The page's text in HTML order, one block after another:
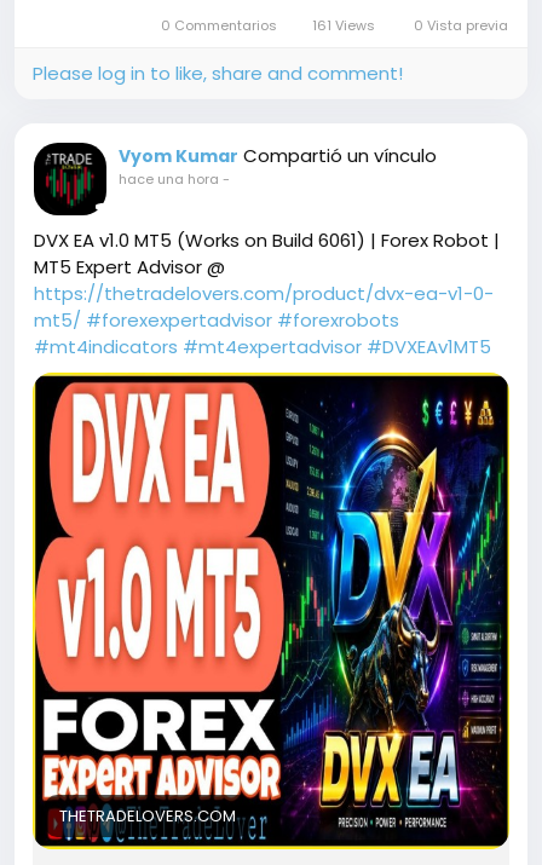
seasoned professionals.
0 Commentarios 161 Views 0 Vista previa
Please log in to like, share and comment!
Vyom Kumar Compartió un vínculo
hace una hora -
DVX EA v1.0 MT5 (Works on Build 6061) | Forex Robot |
MT5 Expert Advisor @
https://thetradelovers.com/product/dvx-ea-v1-0-
mt5/ #forexexpertadvisor #forexrobots
#mt4indicators #mt4expertadvisor #DVXEAv1MT5
THETRADELOVERS.COM